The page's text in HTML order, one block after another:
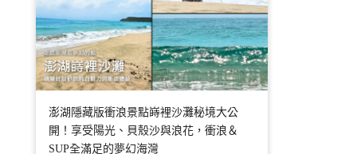
澎湖隱藏版衝浪景點嵵裡沙灘秘境大公
開！享受陽光、貝殼沙與浪花，衝浪＆
SUP全滿足的夢幻海灣